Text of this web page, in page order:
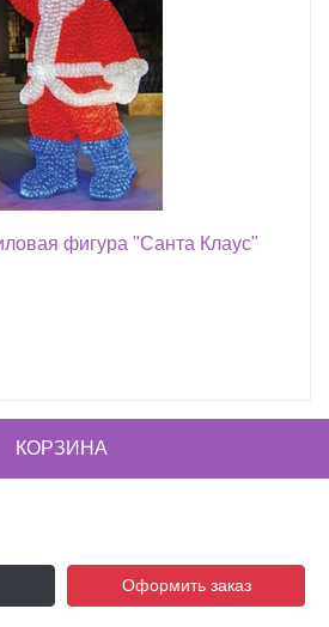
фигура "Санта Клаус"
КОРЗИНА
Оформить заказ